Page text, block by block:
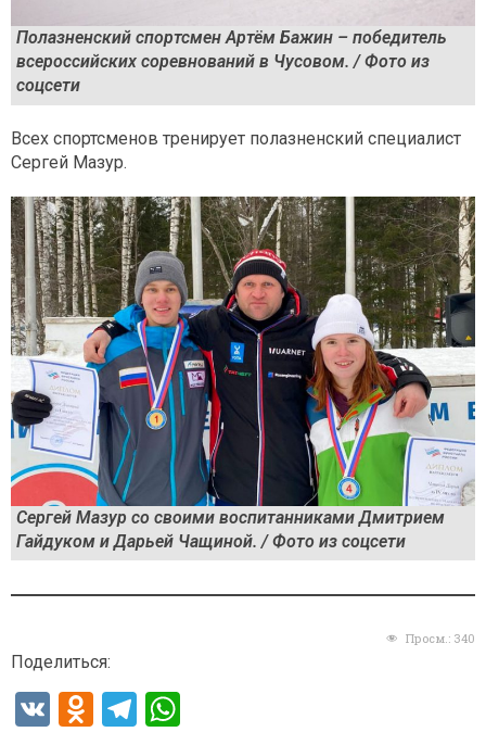
Полазненский спортсмен Артём Бажин – победитель
всероссийских соревнований в Чусовом. / Фото из
соцсети
Всех спортсменов тренирует полазненский специалист
Сергей Мазур.
Сергей Мазур со своими воспитанниками Дмитрием
Гайдуком и Дарьей Чащиной. / Фото из соцсети
Просм.: 340
Поделиться:
V
O
T